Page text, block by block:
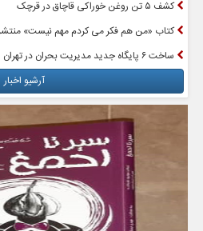
کشف ۵ تن روغن خوراکی قاچاق در قرچک
کتاب «من هم فکر می کردم مهم نیست»
ساخت ۶ پایگاه جدید مدیریت بحران در تهران
آرشیو اخبار